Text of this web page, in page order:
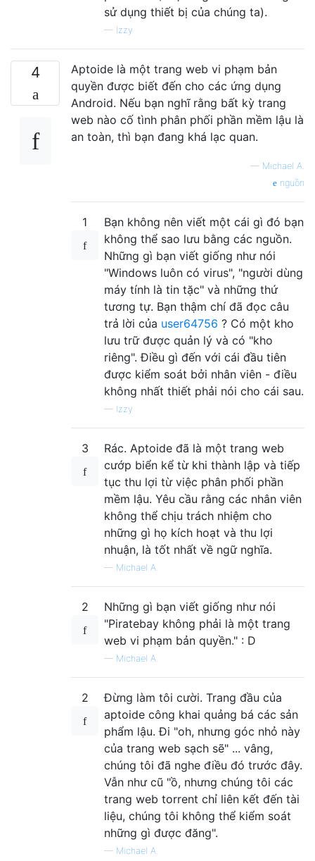
sử dụng thiết bị của chúng ta).
— Izzy
4
Aptoide là một trang web vi phạm bản
quyền được biết đến cho các ứng dụng
Android. Nếu bạn nghĩ rằng bất kỳ trang
web nào cố tình phân phối phần mềm lậu là
an toàn, thì bạn đang khá lạc quan.
— Michael A.
nguồn
1
Bạn không nên viết một cái gì đó bạn
không thể sao lưu bằng các nguồn.
Những gì bạn viết giống như nói
"Windows luôn có virus", "người dùng
máy tính là tin tặc" và những thứ
tương tự. Bạn thậm chí đã đọc câu
trả lời của user64756 ? Có một kho
lưu trữ được quản lý và có "kho
riêng". Điều gì đến với cái đầu tiên
được kiểm soát bởi nhân viên - điều
không nhất thiết phải nói cho cái sau.
— Izzy
3
Rác. Aptoide đã là một trang web
cướp biển kể từ khi thành lập và tiếp
tục thu lợi từ việc phân phối phần
mềm lậu. Yêu cầu rằng các nhân viên
không thể chịu trách nhiệm cho
những gì họ kích hoạt và thu lợi
nhuận, là tốt nhất về ngữ nghĩa.
— Michael A.
2
Những gì bạn viết giống như nói
"Piratebay không phải là một trang
web vi phạm bản quyền." : D
— Michael A.
2
Đừng làm tôi cười. Trang đầu của
aptoide công khai quảng bá các sản
phẩm lậu. Đi "oh, nhưng góc nhỏ này
của trang web sạch sẽ" ... vâng,
chúng tôi đã nghe điều đó trước đây.
Vẫn như cũ "ồ, nhưng chúng tôi các
trang web torrent chỉ liên kết đến tài
liệu, chúng tôi không thể kiểm soát
những gì được đăng".
— Michael A.